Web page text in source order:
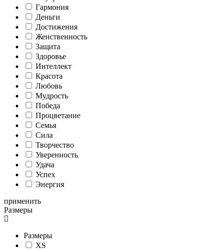
Гармония
Деньги
Достижения
Женственность
Защита
Здоровье
Интеллект
Красота
Любовь
Мудрость
Победа
Процветание
Семья
Сила
Творчество
Уверенность
Удача
Успех
Энергия
применить
Размеры
Размеры
XS